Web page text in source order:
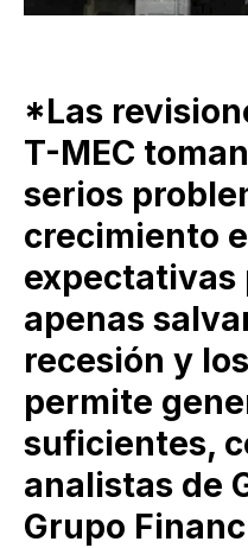
*Las
T-MEC
serios
crecimiento
expectativas
apenas
recesión y
permite
suficientes,
analistas de
Grupo